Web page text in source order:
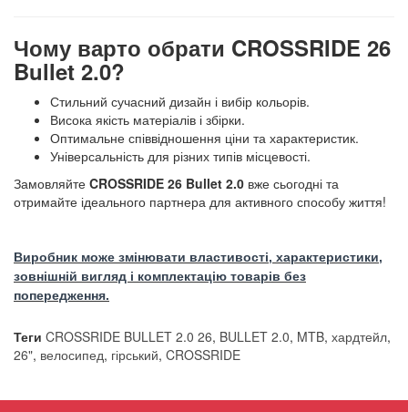
Чому варто обрати CROSSRIDE 26
Bullet 2.0?
Стильний сучасний дизайн і вибір кольорів.
Висока якість матеріалів і збірки.
Оптимальне співвідношення ціни та характеристик.
Універсальність для різних типів місцевості.
Замовляйте CROSSRIDE 26 Bullet 2.0 вже сьогодні та
отримайте ідеального партнера для активного способу життя!
Виробник може змінювати властивості, характеристики,
зовнішній вигляд і комплектацію товарів без
попередження.
Теги CROSSRIDE BULLET 2.0 26, BULLET 2.0, MTB, хардтейл,
26", велосипед, гірський, CROSSRIDE